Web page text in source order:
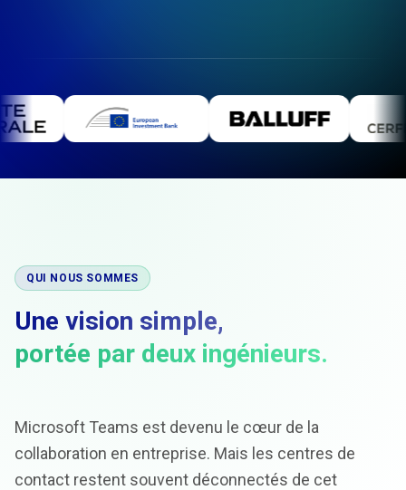
QUI NOUS SOMMES
Une vision simple,
portée par deux ingénieurs.
Microsoft Teams est devenu le cœur de la
collaboration en entreprise. Mais les centres de
contact restent souvent déconnectés de cet